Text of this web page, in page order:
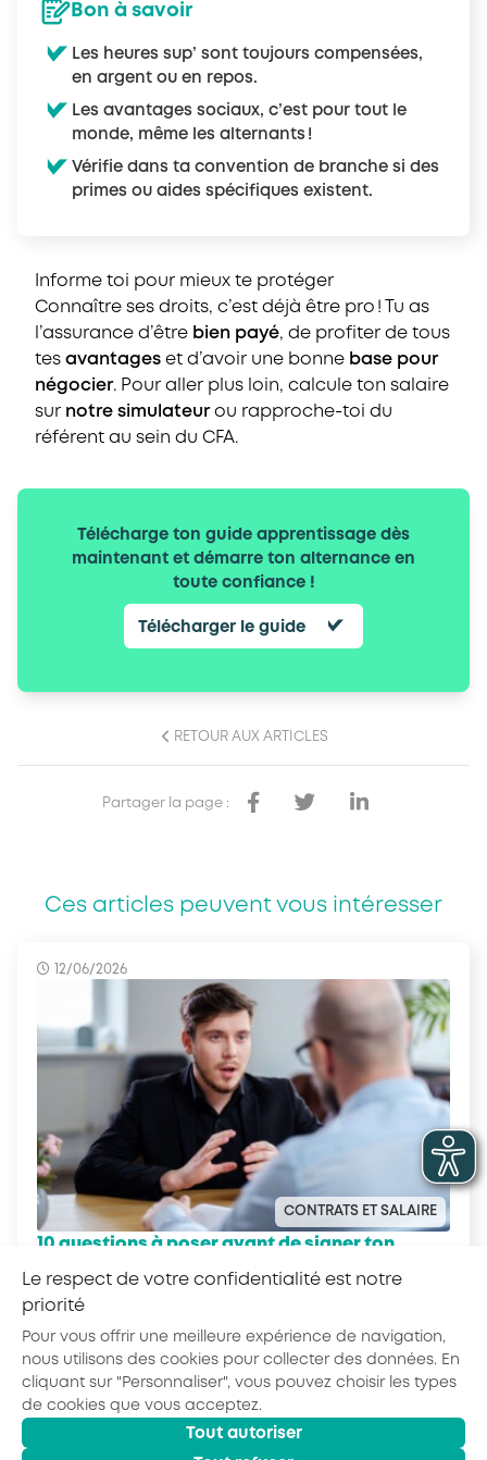
Bon à savoir
Les heures sup’ sont toujours compensées,
en argent ou en repos.
Les avantages sociaux, c’est pour tout le
monde, même les alternants !
Vérifie dans ta convention de branche si des
primes ou aides spécifiques existent.
Informe toi pour mieux te protéger
Connaître ses droits, c’est déjà être pro ! Tu as
l’assurance d’être bien payé, de profiter de tous
tes avantages et d’avoir une bonne base pour
négocier. Pour aller plus loin, calcule ton salaire
sur notre simulateurou rapproche-toi du
référent au sein du CFA.
Télécharge ton guide apprentissage dès
maintenant et démarre ton alternance en
toute confiance !
Télécharger le guide
RETOUR AUX ARTICLES
Partager la page :
Ces articles peuvent vous intéresser
12/06/2026
CONTRATS ET SALAIRE
10 questions à poser avant de signer ton
contrat en alternance
© 2026 - AKTO - Tous droits réservés
Le respect de votre confidentialité est notre
priorité
Pour vous offrir une meilleure expérience de navigation,
nous utilisons des cookies pour collecter des données. En
cliquant sur "Personnaliser", vous pouvez choisir les types
de cookies que vous acceptez.
Tout autoriser